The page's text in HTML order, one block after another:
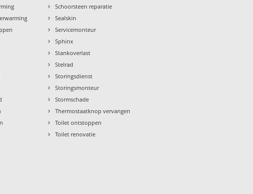
› Schoorsteen reparatie
› Sealskin
› Servicemonteur
› Sphinx
› Stankoverlast
› Stelrad
› Storingsdienst
› Storingsmonteur
› Stormschade
› Thermostaatknop vervangen
› Toilet ontstoppen
› Toilet renovatie